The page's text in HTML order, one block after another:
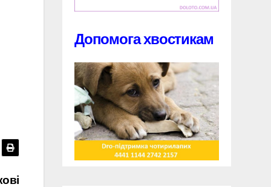
Допомога хвостикам